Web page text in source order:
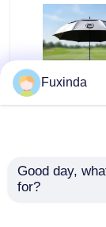
ভালো
Fuxinda
Good day,
for?